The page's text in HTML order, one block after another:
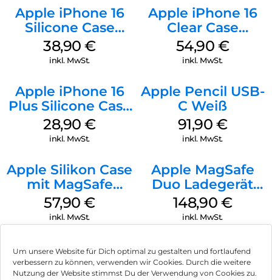
Um unsere Website für Dich optimal zu gestalten und fortlaufend
verbessern zu können, verwenden wir Cookies. Durch die weitere
Nutzung der Website stimmst Du der Verwendung von Cookies zu.
Apple iPhone 16
Silicone Case
MagSafe
Ultramarine
38,90€
inkl. MwSt.
Apple iPhone 16
Clear Case
MagSafe
Transparent
54,90 €
inkl. MwSt.
Apple iPhone 16
Plus Silicone Case
MagSafe Black
28,90€
inkl. MwSt.
Apple Pencil USB-
C Weiß
91,90 €
inkl. MwSt.
Apple Silikon Case
mit MagSafe
iPhone 14 Pro
(PRODUCT)RED
57,90€
inkl. MwSt.
Apple MagSafe
Duo Ladegerät
Weiß
148,90 €
inkl. MwSt.